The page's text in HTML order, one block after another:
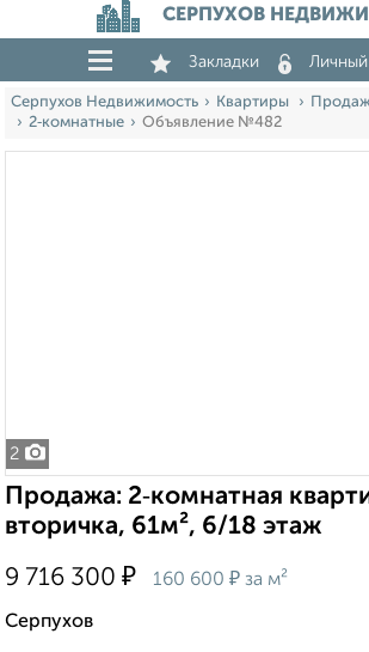
СЕРПУХОВ
Закладки
Серпухов Недвижимость Квартиры
2‑комнатные
Объявление №482
2
Продажа: 2‑комнатная
вторичка, 61м², 6/18 этаж
9 716 300 ₽ 160 600 ₽ за м²
Серпухов